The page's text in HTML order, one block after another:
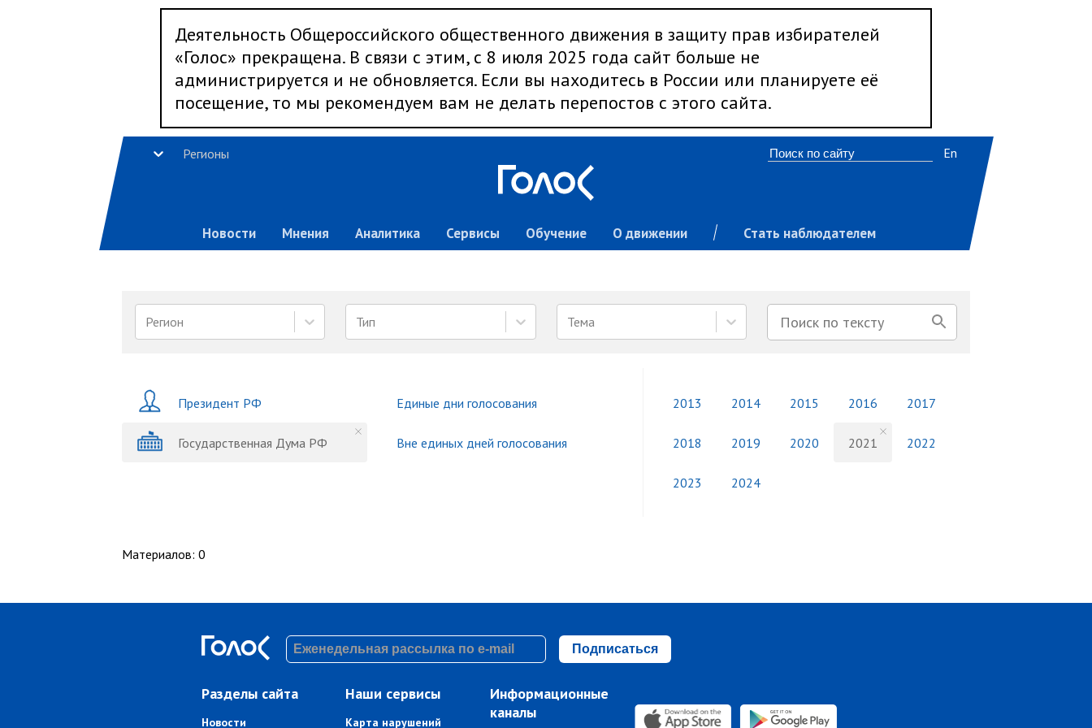
Деятельность Общероссийского общественного движения в защиту прав избирателей
«Голос» прекращена. В связи с этим, с 8 июля 2025 года сайт больше не
администрируется и не обновляется. Если вы находитесь в России или планируете её
посещение, то мы рекомендуем вам не делать перепостов с этого сайта.
Регионы
Новости Мнения Аналитика Сервисы Обучение О движении Стать наблюдателем
En
Регион Тип Тема
Президент РФ
Государственная Дума РФ
Единые дни голосования
Вне единых дней голосования
2013 2014 2015 2016 2017
2018 2019 2020 2021 2022
2023 2024
Материалов: 0
Подписаться
Разделы сайта
Новости
Наши сервисы
Карта нарушений
Информационные
каналы